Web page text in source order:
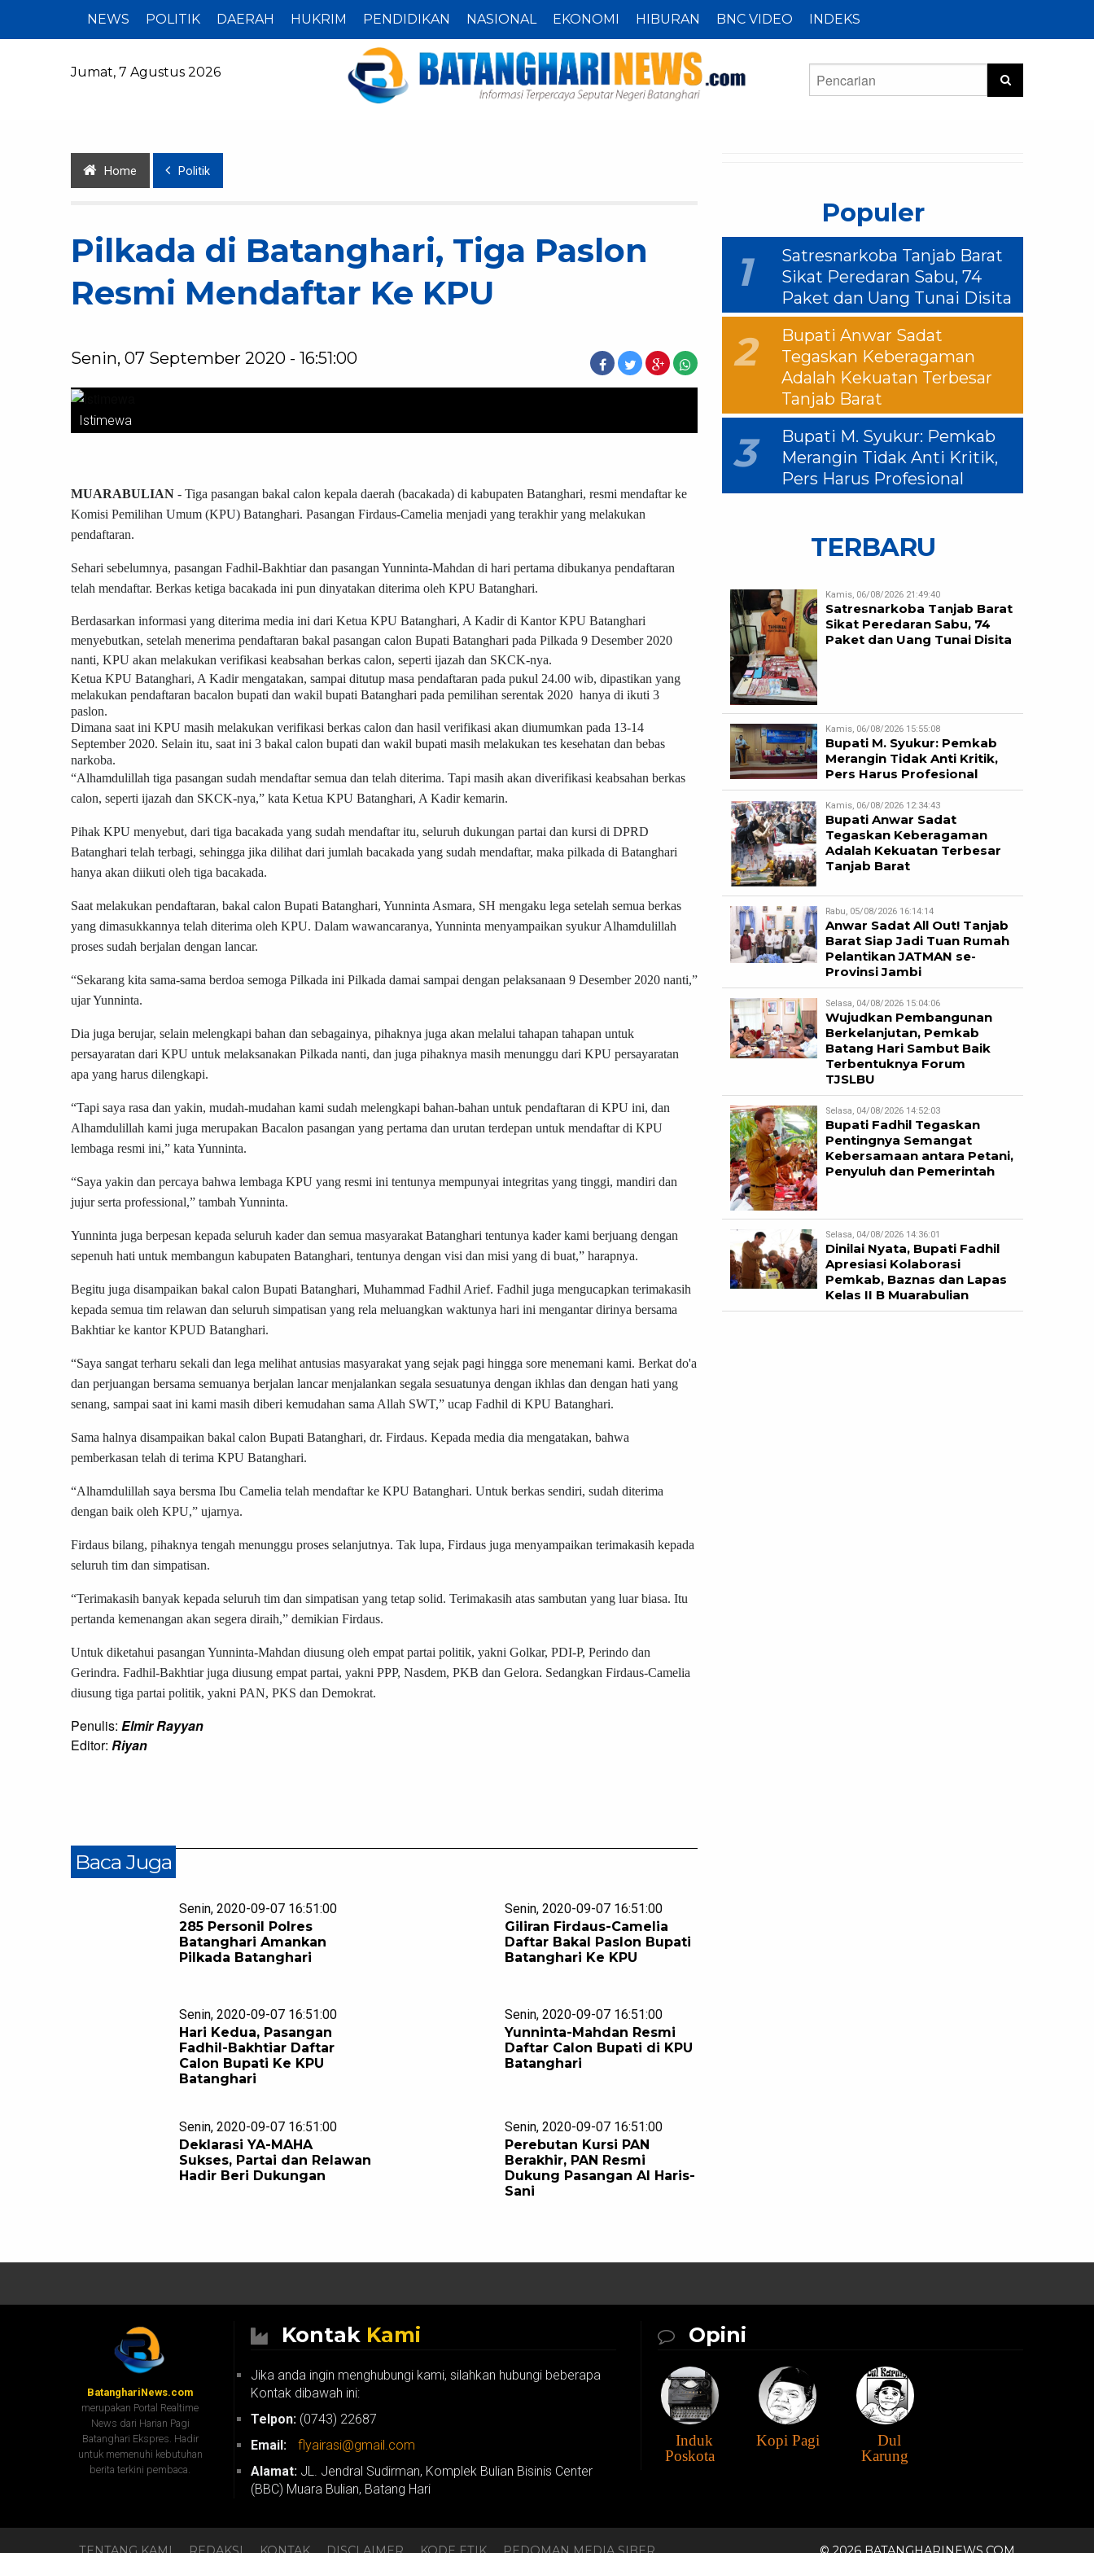
NEWS POLITIK DAERAH HUKRIM PENDIDIKAN NASIONAL EKONOMI HIBURAN BNC VIDEO INDEKS
Jumat, 7 Agustus 2026
Home Politik
Pilkada di Batanghari, Tiga Paslon
Resmi Mendaftar Ke KPU
Senin, 07 September 2020 - 16:51:00
Istimewa
MUARABULIAN - Tiga pasangan bakal calon kepala daerah (bacakada) di kabupaten Batanghari, resmi mendaftar ke
Komisi Pemilihan Umum (KPU) Batanghari. Pasangan Firdaus-Camelia menjadi yang terakhir yang melakukan
pendaftaran.
Sehari sebelumnya, pasangan Fadhil-Bakhtiar dan pasangan Yunninta-Mahdan di hari pertama dibukanya pendaftaran
telah mendaftar. Berkas ketiga bacakada ini pun dinyatakan diterima oleh KPU Batanghari.
Berdasarkan informasi yang diterima media ini dari Ketua KPU Batanghari, A Kadir di Kantor KPU Batanghari
menyebutkan, setelah menerima pendaftaran bakal pasangan calon Bupati Batanghari pada Pilkada 9 Desember 2020
nanti, KPU akan melakukan verifikasi keabsahan berkas calon, seperti ijazah dan SKCK-nya.
Ketua KPU Batanghari, A Kadir mengatakan, sampai ditutup masa pendaftaran pada pukul 24.00 wib, dipastikan yang
melakukan pendaftaran bacalon bupati dan wakil bupati Batanghari pada pemilihan serentak 2020 hanya di ikuti 3
paslon.
Dimana saat ini KPU masih melakukan verifikasi berkas calon dan hasil verifikasi akan diumumkan pada 13-14
September 2020. Selain itu, saat ini 3 bakal calon bupati dan wakil bupati masih melakukan tes kesehatan dan bebas
narkoba.
“Alhamdulillah tiga pasangan sudah mendaftar semua dan telah diterima. Tapi masih akan diverifikasi keabsahan berkas
calon, seperti ijazah dan SKCK-nya,” kata Ketua KPU Batanghari, A Kadir kemarin.
Pihak KPU menyebut, dari tiga bacakada yang sudah mendaftar itu, seluruh dukungan partai dan kursi di DPRD
Batanghari telah terbagi, sehingga jika dilihat dari jumlah bacakada yang sudah mendaftar, maka pilkada di Batanghari
hanya akan diikuti oleh tiga bacakada.
Saat melakukan pendaftaran, bakal calon Bupati Batanghari, Yunninta Asmara, SH mengaku lega setelah semua berkas
yang dimasukkannya telah diterima oleh KPU. Dalam wawancaranya, Yunninta menyampaikan syukur Alhamdulillah
proses sudah berjalan dengan lancar.
“Sekarang kita sama-sama berdoa semoga Pilkada ini Pilkada damai sampai dengan pelaksanaan 9 Desember 2020 nanti,”
ujar Yunninta.
Dia juga berujar, selain melengkapi bahan dan sebagainya, pihaknya juga akan melalui tahapan tahapan untuk
persayaratan dari KPU untuk melaksanakan Pilkada nanti, dan juga pihaknya masih menunggu dari KPU persayaratan
apa yang harus dilengkapi.
“Tapi saya rasa dan yakin, mudah-mudahan kami sudah melengkapi bahan-bahan untuk pendaftaran di KPU ini, dan
Alhamdulillah kami juga merupakan Bacalon pasangan yang pertama dan urutan terdepan untuk mendaftar di KPU
lembaga resmi ini,” kata Yunninta.
“Saya yakin dan percaya bahwa lembaga KPU yang resmi ini tentunya mempunyai integritas yang tinggi, mandiri dan
jujur serta professional,” tambah Yunninta.
Yunninta juga berpesan kepada seluruh kader dan semua masyarakat Batanghari tentunya kader kami berjuang dengan
sepenuh hati untuk membangun kabupaten Batanghari, tentunya dengan visi dan misi yang di buat,” harapnya.
Begitu juga disampaikan bakal calon Bupati Batanghari, Muhammad Fadhil Arief. Fadhil juga mengucapkan terimakasih
kepada semua tim relawan dan seluruh simpatisan yang rela meluangkan waktunya hari ini mengantar dirinya bersama
Bakhtiar ke kantor KPUD Batanghari.
“Saya sangat terharu sekali dan lega melihat antusias masyarakat yang sejak pagi hingga sore menemani kami. Berkat do'a
dan perjuangan bersama semuanya berjalan lancar menjalankan segala sesuatunya dengan ikhlas dan dengan hati yang
senang, sampai saat ini kami masih diberi kemudahan sama Allah SWT,” ucap Fadhil di KPU Batanghari.
Sama halnya disampaikan bakal calon Bupati Batanghari, dr. Firdaus. Kepada media dia mengatakan, bahwa
pemberkasan telah di terima KPU Batanghari.
“Alhamdulillah saya bersma Ibu Camelia telah mendaftar ke KPU Batanghari. Untuk berkas sendiri, sudah diterima
dengan baik oleh KPU,” ujarnya.
Firdaus bilang, pihaknya tengah menunggu proses selanjutnya. Tak lupa, Firdaus juga menyampaikan terimakasih kepada
seluruh tim dan simpatisan.
“Terimakasih banyak kepada seluruh tim dan simpatisan yang tetap solid. Terimakasih atas sambutan yang luar biasa. Itu
pertanda kemenangan akan segera diraih,” demikian Firdaus.
Untuk diketahui pasangan Yunninta-Mahdan diusung oleh empat partai politik, yakni Golkar, PDI-P, Perindo dan
Gerindra. Fadhil-Bakhtiar juga diusung empat partai, yakni PPP, Nasdem, PKB dan Gelora. Sedangkan Firdaus-Camelia
diusung tiga partai politik, yakni PAN, PKS dan Demokrat.
Penulis: Elmir Rayyan
Editor: Riyan
Baca Juga
Senin, 2020-09-07 16:51:00
285 Personil Polres
Batanghari Amankan
Pilkada Batanghari
Senin, 2020-09-07 16:51:00
Giliran Firdaus-Camelia
Daftar Bakal Paslon Bupati
Batanghari Ke KPU
Senin, 2020-09-07 16:51:00
Hari Kedua, Pasangan
Fadhil-Bakhtiar Daftar
Calon Bupati Ke KPU
Batanghari
Senin, 2020-09-07 16:51:00
Yunninta-Mahdan Resmi
Daftar Calon Bupati di KPU
Batanghari
Senin, 2020-09-07 16:51:00
Deklarasi YA-MAHA
Sukses, Partai dan Relawan
Hadir Beri Dukungan
Senin, 2020-09-07 16:51:00
Perebutan Kursi PAN
Berakhir, PAN Resmi
Dukung Pasangan Al Haris-
Sani
Populer
1
Satresnarkoba Tanjab Barat
Sikat Peredaran Sabu, 74
Paket dan Uang Tunai Disita
2
Bupati Anwar Sadat
Tegaskan Keberagaman
Adalah Kekuatan Terbesar
Tanjab Barat
3
Bupati M. Syukur: Pemkab
Merangin Tidak Anti Kritik,
Pers Harus Profesional
TERBARU
Kamis, 06/08/2026 21:49:40
Satresnarkoba Tanjab Barat
Sikat Peredaran Sabu, 74
Paket dan Uang Tunai Disita
Kamis, 06/08/2026 15:55:08
Bupati M. Syukur: Pemkab
Merangin Tidak Anti Kritik,
Pers Harus Profesional
Kamis, 06/08/2026 12:34:43
Bupati Anwar Sadat
Tegaskan Keberagaman
Adalah Kekuatan Terbesar
Tanjab Barat
Rabu, 05/08/2026 16:14:14
Anwar Sadat All Out! Tanjab
Barat Siap Jadi Tuan Rumah
Pelantikan JATMAN se-
Provinsi Jambi
Selasa, 04/08/2026 15:04:06
Wujudkan Pembangunan
Berkelanjutan, Pemkab
Batang Hari Sambut Baik
Terbentuknya Forum
TJSLBU
Selasa, 04/08/2026 14:52:03
Bupati Fadhil Tegaskan
Pentingnya Semangat
Kebersamaan antara Petani,
Penyuluh dan Pemerintah
Selasa, 04/08/2026 14:36:01
Dinilai Nyata, Bupati Fadhil
Apresiasi Kolaborasi
Pemkab, Baznas dan Lapas
Kelas II B Muarabulian
BatanghariNews.com
merupakan Portal Realtime
News dari Harian Pagi
Batanghari Ekspres. Hadir
untuk memenuhi kebutuhan
berita terkini pembaca.
Kontak Kami
Jika anda ingin menghubungi kami, silahkan hubungi beberapa
Kontak dibawah ini:
Telpon: (0743) 22687
Email:
flyairasi@gmail.com
Alamat: JL. Jendral Sudirman, Komplek Bulian Bisinis Center
(BBC) Muara Bulian, Batang Hari
Opini
Induk
Poskota
Kopi Pagi
Dul
Karung